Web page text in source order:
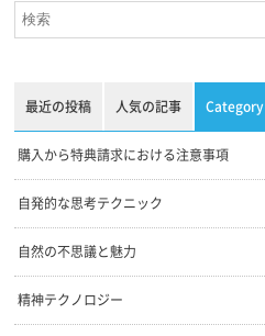
最近の投稿 人気の記事 Category
購入から特典請求における注意事項
自発的な思考テクニック
自然の不思議と魅力
精神テクノロジー